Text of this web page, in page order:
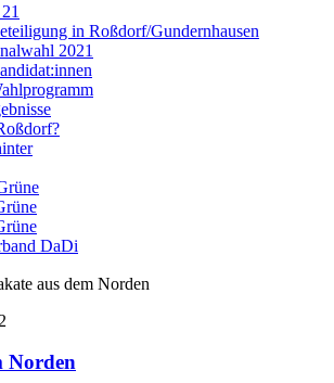
in Roßdorf/Gundernhausen
2021
DaDi
aus dem Norden
Norden